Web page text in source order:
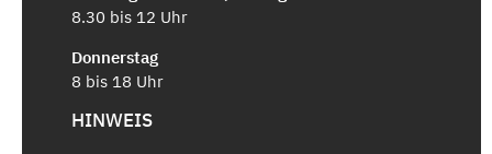
8.30 bis 12 Uhr
Donnerstag
8 bis 18 Uhr
HINWEIS